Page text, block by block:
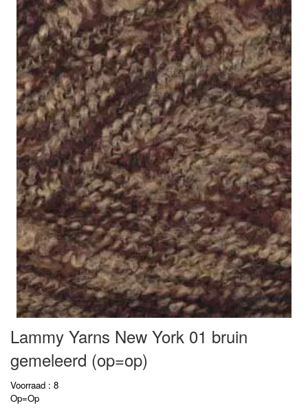
Lammy Yarns New York 01 bruin
gemeleerd (op=op)
Voorraad : 8
Op=Op